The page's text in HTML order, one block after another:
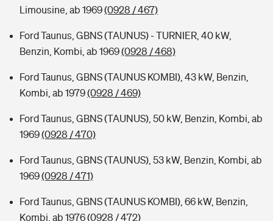
Limousine, ab 1969(0928 / 467)
Ford Taunus, GBNS (TAUNUS) - TURNIER, 40 kW,
Benzin, Kombi, ab 1969(0928 / 468)
Ford Taunus, GBNS (TAUNUS KOMBI), 43 kW, Benzin,
Kombi, ab 1979(0928 / 469)
Ford Taunus, GBNS (TAUNUS), 50 kW, Benzin, Kombi, ab
1969(0928 / 470)
Ford Taunus, GBNS (TAUNUS), 53 kW, Benzin, Kombi, ab
1969(0928 / 471)
Ford Taunus, GBNS (TAUNUS KOMBI), 66 kW, Benzin,
Kombi, ab 1976(0928 / 472)